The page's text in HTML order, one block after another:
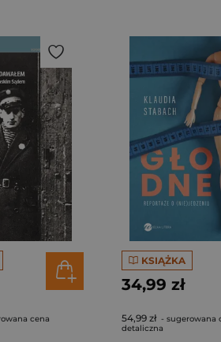
cena
KSIĄŻKA
34,99 zł
54,99 zł - sugerowana
detaliczna